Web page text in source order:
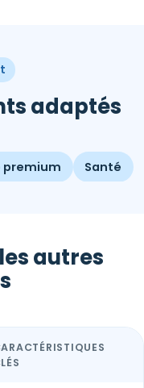
adaptés
premium Santé
autres